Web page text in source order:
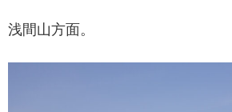
浅間山方面。